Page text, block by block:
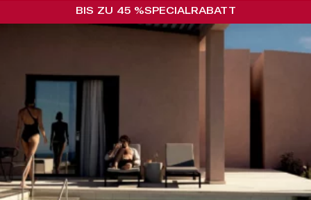
BIS ZU 45 %SPECIALRABATT